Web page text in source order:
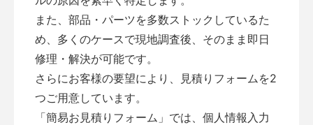
また、部品・パーツを多数ストックしているた
め、多くのケースで現地調査後、そのまま即日
修理・解決が可能です。
さらにお客様の要望により、見積りフォームを2
つご用意しています。
「簡易お見積りフォーム 」では、個人情報入力